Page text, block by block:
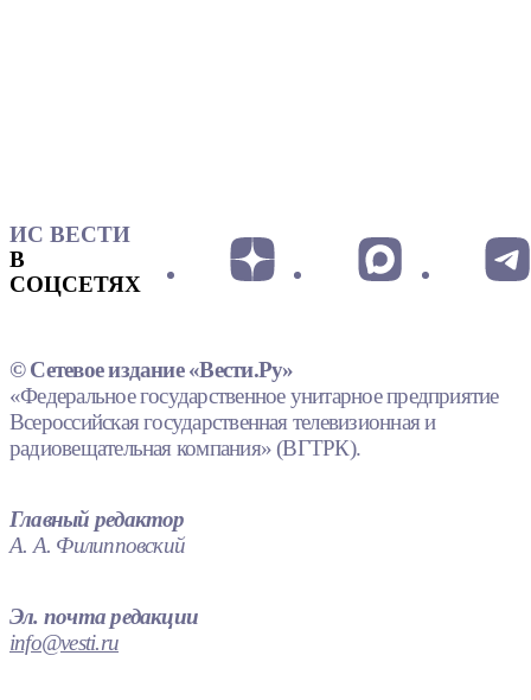
ИС ВЕСТИ
В
СОЦСЕТЯХ
© Сетевое издание «Вести.Ру»
«Федеральное государственное унитарное предприятие
Всероссийская государственная телевизионная и
радиовещательная компания» (ВГТРК).
Главный редактор
А. А. Филипповский
Эл. почта редакции
info@vesti.ru